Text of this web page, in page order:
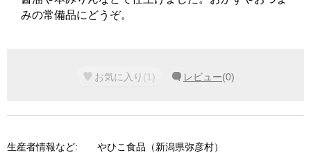
みの常備品にどうぞ。
お気に入り (1 ) レビュー(0)
生産者情報など:
やひこ食品（新潟県弥彦村）